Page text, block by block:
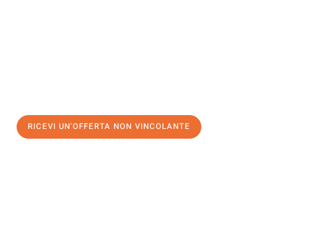
RICEVI UN'OFFERTA NON VINCOLANTE